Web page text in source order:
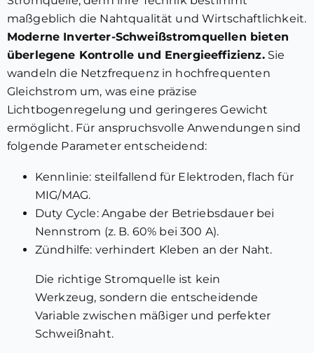
maßgeblich die Nahtqualität und Wirtschaftlichkeit.
Moderne Inverter-Schweißstromquellen bieten
überlegene Kontrolle und Energieeffizienz.Sie
wandeln die Netzfrequenz in hochfrequenten
Gleichstrom um, was eine präzise
Lichtbogenregelung und geringeres Gewicht
ermöglicht. Für anspruchsvolle Anwendungen sind
folgende Parameter entscheidend:
Kennlinie: steilfallend für Elektroden, flach für
MIG/MAG.
Duty Cycle: Angabe der Betriebsdauer bei
Nennstrom (z. B. 60% bei 300 A).
Zündhilfe: verhindert Kleben an der Naht.
Die richtige Stromquelle ist kein
Werkzeug, sondern die entscheidende
Variable zwischen mäßiger und perfekter
Schweißnaht.